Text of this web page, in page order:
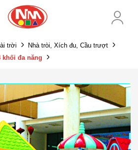
trời
Nhà tròi, Xích đu, Cầu trượt
khối đa năng